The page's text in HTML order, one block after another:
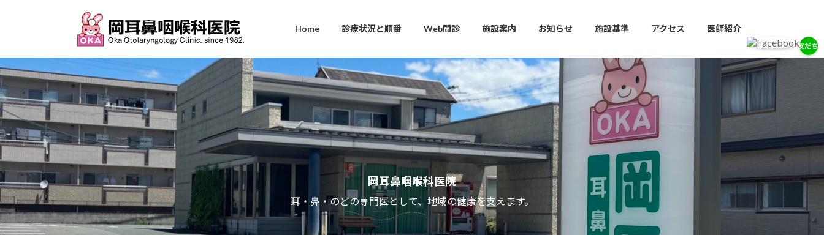
ツ
へ
ス
キ
ッ
プ
シ
ョ
ン
に
移
動
Home 診療状況と順番 Web問診 施設案内 お知らせ 施設基準 アクセス 医師紹介
岡耳鼻咽喉科医院
耳・鼻・のどの専門医として、地域の健康を支えます。